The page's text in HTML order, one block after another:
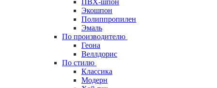
ПВХ-шпон
Экошпон
Полиппропилен
Эмаль
По производителю
Геона
Веллдорис
По стилю
Классика
Модерн